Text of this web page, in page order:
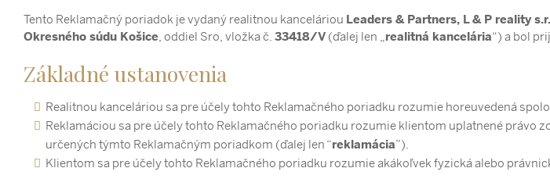
Tento Reklamačný poriadok je vydaný realitnou kanceláriou Leaders & Partners, L & P reality
Okresného súdu Košice, oddiel Sro, vložka č. 33418/V (ďalej len „realitná kancelária“) a bol
Základné ustanovenia
Realitnou kanceláriou sa pre účely tohto Reklamačného poriadku rozumie horeuvedená
Reklamáciou sa pre účely tohto Reklamačného poriadku rozumie klientom uplatnené
určených týmto Reklamačným poriadkom (ďalej len “reklamácia”).
Klientom sa pre účely tohto Reklamačného poriadku rozumie akákoľvek fyzická alebo